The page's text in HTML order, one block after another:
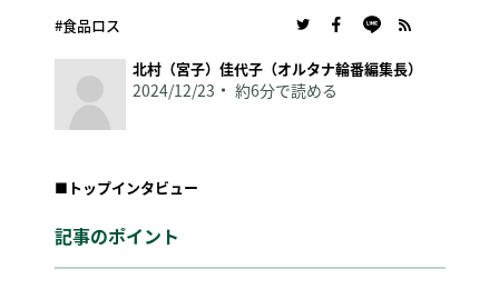
#食品ロス
北村（宮子）佳代子（オルタナ輪番編集長）
2024/12/23 約6分で読める
■ トップインタビュー
記事のポイント